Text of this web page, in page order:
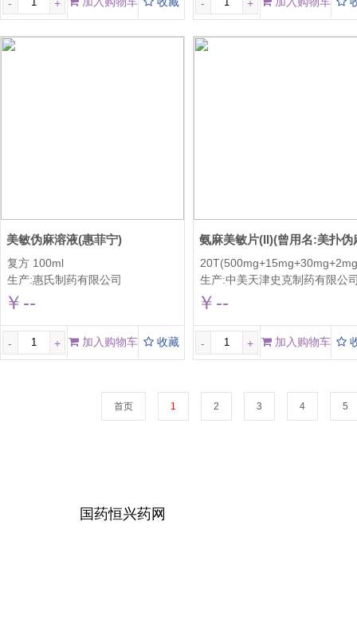
- + - +
美敏伪麻溶液(惠菲宁)
复方 100ml
生产:惠氏制药有限公司
￥--
- + 加入购物车 收藏
生产:中美天津史克制药有限公
￥--
- + 加入购物车
首页 1 2 3 4 5
国药恒兴药网